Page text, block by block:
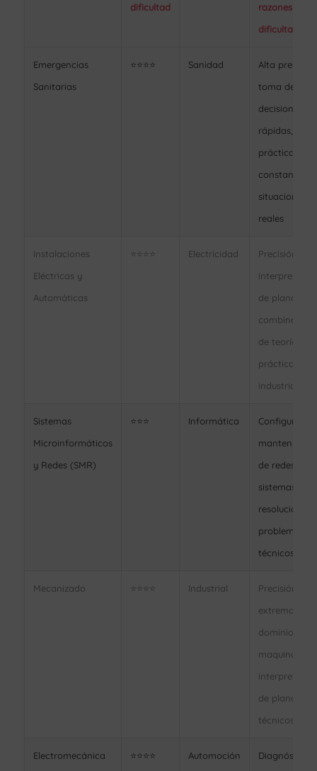
dificultad
razones de
dificultad
Emergencias
Sanitarias
⭐⭐⭐⭐ Sanidad
Alta presión,
toma de
decisiones
rápidas,
práctica
constante en
situaciones
reales
Instalaciones
Eléctricas y
Automáticas
⭐⭐⭐⭐ Electricidad
Precisión,
de planos,
combinación
de teoría y
práctica
industrial
Sistemas
Microinformáticos
y Redes (SMR)
⭐⭐⭐ Informática
de redes y
sistemas,
resolución de
problemas
técnicos
Mecanizado ⭐⭐⭐⭐ Industrial
Precisión
extrema,
dominio de
maquinaria,
de planos
técnicos
Electromecánica ⭐⭐⭐⭐ Automoción Diagnóstico